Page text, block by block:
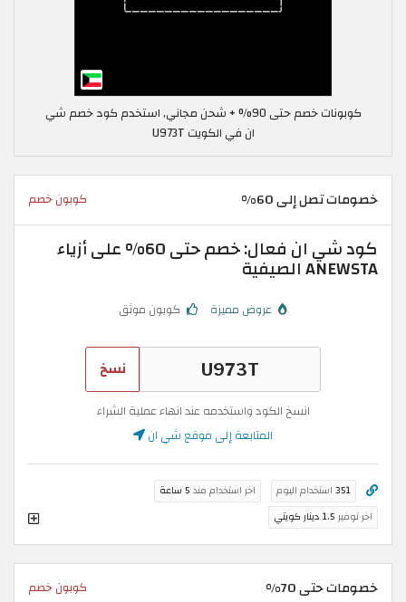
كوبونات خصم حتى 90% + شحن مجاني, استخدم كود خصم شي
ان في الكويت U973T
خصومات تصل إلى 60% كوبون خصم
كود شي ان فعال: خصم حتى 60% على أزياء
ANEWSTA الصيفية
عروض مميزة كوبون موثق
نسخ
انسخ الكود واستخدمه عند انهاء عملية الشراء
المتابعة إلى موقع شي ان
351 استخدام اليوم اخر استخدام منذ 5 ساعة
اخر توفير 1.5 دينار كويتي
خصومات حتى 70% كوبون خصم